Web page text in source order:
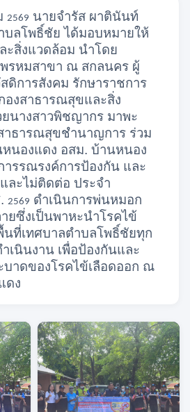
2569 นายจำรัส ผาตินันท์
บลโพธิ์ชัย ได้มอบหมายให้
ะสิ่งแวดล้อม นำโดย
รหมสาขา ณ สกลนคร ผู้
ดิการสังคม รักษาราชการ
องสาธารณสุขและสิ่ง
นางสาวพิชญากร มาพะ
าธารณสุขชำนาญการ ร่วม
นองแดง อสม. บ้านหนอง
ารรณรงค์การป้องกัน และ
ละไม่ติดต่อ ประจำ
2569 ดำเนินการพ่นหมอก
ยซึ่งเป็นพาหะนำโรคไข้
นที่เทศบาลตำบลโพธิ์ชัยทุก
เนินงาน เพื่อป้องกันและ
บาดของโรคไข้เลือดออก ณ
ดง